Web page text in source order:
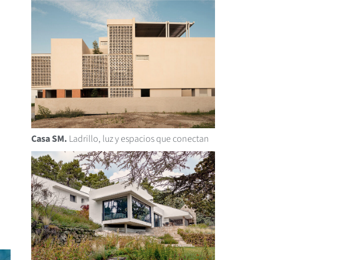
Casa SM. Ladrillo, luz y espacios que conectan